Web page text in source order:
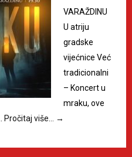
VARAŽDINU
U atriju
gradske
vijećnice Već
tradicionalni
– Koncert u
mraku, ove
Pročitaj više… →